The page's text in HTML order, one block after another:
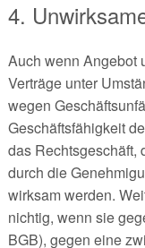
4.
Auch wenn Angebot
Verträge unter
wegen
Geschäftsfähigkeit
das Rechtsgeschäft,
durch die
wirksam werden.
nichtig, wenn sie
BGB), gegen eine